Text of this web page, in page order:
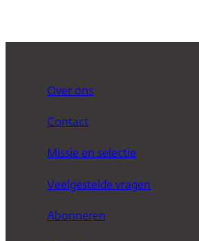
Over ons
Contact
Missie en selectie
Veelgestelde vragen
Abonneren